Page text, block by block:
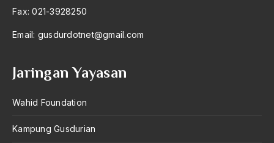
baharuddin Aritonang
Bahasa melayu
Fax: 021-3928250
Email: gusdurdotnet@gmail.com
Jaringan Yayasan
Wahid Foundation
Kampung Gusdurian